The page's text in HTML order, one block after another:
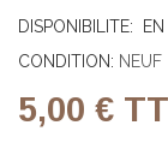
DISPONIBILITE:
CONDITION: NEUF
5,00 €